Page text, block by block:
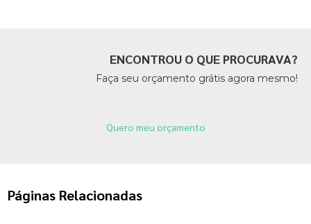
ENCONTROU O QUE PROCURAVA?
Faça seu orçamento grátis agora mesmo!
Quero meu orçamento
Páginas Relacionadas